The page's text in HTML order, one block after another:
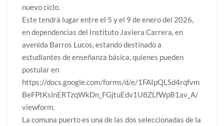
nuevo ciclo.
Este tendrá lugar entre el 5 y el 9 de enero del 2026,
en dependencias del Instituto Javiera Carrera, en
avenida Barros Lucos, estando destinado a
estudiantes de enseñanza básica, quienes pueden
postular en
https://docs.google.com/forms/d/e/1FAIpQLSd4rqfvm
BeFPtKslnERTzqWkDn_FGjtuEdv1U8ZLfWpB1av_A/
viewform.
La comuna puerto es una de las dos seleccionadas de la